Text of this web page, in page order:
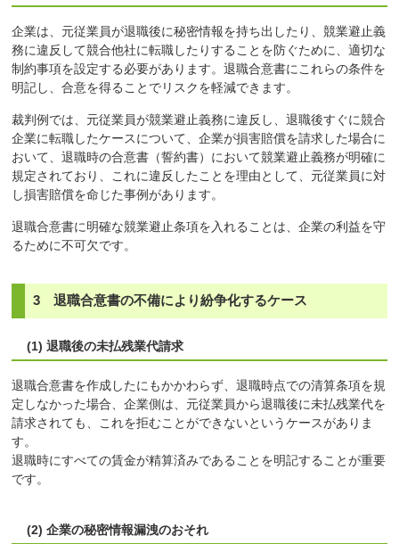
企業は、元従業員が退職後に秘密情報を持ち出したり、競業避止義
務に違反して競合他社に転職したりすることを防ぐために、適切な
制約事項を設定する必要があります。退職合意書にこれらの条件を
明記し、合意を得ることでリスクを軽減できます。
裁判例では、元従業員が競業避止義務に違反し、退職後すぐに競合
企業に転職したケースについて、企業が損害賠償を請求した場合に
おいて、退職時の合意書（誓約書）において競業避止義務が明確に
規定されており、これに違反したことを理由として、元従業員に対
し損害賠償を命じた事例があります。
退職合意書に明確な競業避止条項を入れることは、企業の利益を守
るために不可欠です。
3 退職合意書の不備により紛争化するケース
(1) 退職後の未払残業代請求
退職合意書を作成したにもかかわらず、退職時点での清算条項を規
定しなかった場合、企業側は、元従業員から退職後に未払残業代を
請求されても、これを拒むことができないというケースがありま
す。
退職時にすべての賃金が精算済みであることを明記することが重要
です。
(2) 企業の秘密情報漏洩のおそれ